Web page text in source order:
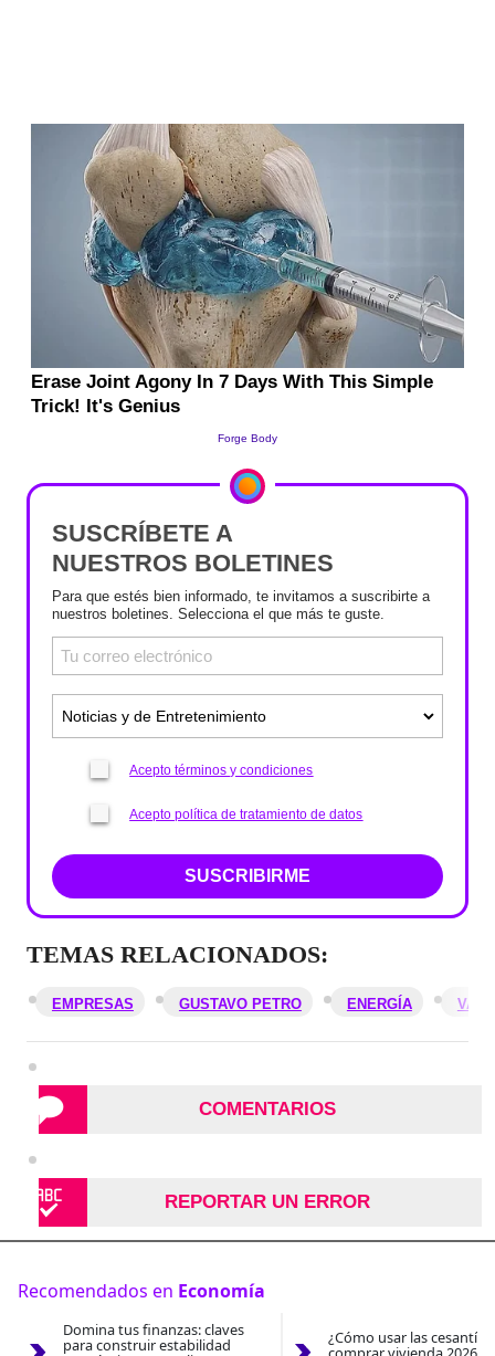
SUSCRÍBETE A
NUESTROS BOLETINES
Para que estés bien informado, te invitamos a suscribirte a
nuestros boletines. Selecciona el que más te guste.
Acepto términos y condiciones
Acepto política de tratamiento de datos
SUSCRIBIRME
TEMAS RELACIONADOS:
EMPRESAS GUSTAVO PETRO ENERGÍA
COMENTARIOS
REPORTAR UN ERROR
Recomendados en Economía
Domina tus finanzas: claves
para construir estabilidad ¿Cómo usar las